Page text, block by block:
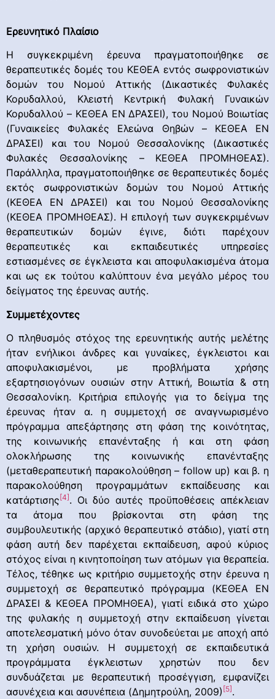
Ερευνητικό Πλαίσιο
Η συγκεκριμένη έρευνα πραγματοποιήθηκε σε
θεραπευτικές δομές του ΚΕΘΕΑ εντός σωφρονιστικών
δομών του Νομού Αττικής (Δικαστικές Φυλακές
Κορυδαλλού, Κλειστή Κεντρική Φυλακή Γυναικών
Κορυδαλλού – ΚΕΘΕΑ ΕΝ ΔΡΑΣΕΙ), του Νομού Βοιωτίας
(Γυναικείες Φυλακές Ελεώνα Θηβών – ΚΕΘΕΑ ΕΝ
ΔΡΑΣΕΙ) και του Νομού Θεσσαλονίκης (Δικαστικές
Φυλακές Θεσσαλονίκης – ΚΕΘΕΑ ΠΡΟΜΗΘΕΑΣ).
Παράλληλα, πραγματοποιήθηκε σε θεραπευτικές δομές
εκτός σωφρονιστικών δομών του Νομού Αττικής
(ΚΕΘΕΑ ΕΝ ΔΡΑΣΕΙ) και του Νομού Θεσσαλονίκης
(ΚΕΘΕΑ ΠΡΟΜΗΘΕΑΣ). Η επιλογή των συγκεκριμένων
θεραπευτικών δομών έγινε, διότι παρέχουν
θεραπευτικές και εκπαιδευτικές υπηρεσίες
εστιασμένες σε έγκλειστα και αποφυλακισμένα άτομα
και ως εκ τούτου καλύπτουν ένα μεγάλο μέρος του
δείγματος της έρευνας αυτής.
Συμμετέχοντες
Ο πληθυσμός στόχος της ερευνητικής αυτής μελέτης
ήταν ενήλικοι άνδρες και γυναίκες, έγκλειστοι και
αποφυλακισμένοι, με προβλήματα χρήσης
εξαρτησιογόνων ουσιών στην Αττική, Βοιωτία & στη
Θεσσαλονίκη. Κριτήρια επιλογής για το δείγμα της
έρευνας ήταν α. η συμμετοχή σε αναγνωρισμένο
πρόγραμμα απεξάρτησης στη φάση της κοινότητας,
της κοινωνικής επανένταξης ή και στη φάση
ολοκλήρωσης της κοινωνικής επανένταξης
(μεταθεραπευτική παρακολούθηση – follow up) και β. η
παρακολούθηση προγραμμάτων εκπαίδευσης και
κατάρτισης [4] . Οι δύο αυτές προϋποθέσεις απέκλειαν
τα άτομα που βρίσκονται στη φάση της
συμβουλευτικής (αρχικό θεραπευτικό στάδιο), γιατί στη
φάση αυτή δεν παρέχεται εκπαίδευση, αφού κύριος
στόχος είναι η κινητοποίηση των ατόμων για θεραπεία.
Τέλος, τέθηκε ως κριτήριο συμμετοχής στην έρευνα η
συμμετοχή σε θεραπευτικό πρόγραμμα (ΚΕΘΕΑ ΕΝ
ΔΡΑΣΕΙ & ΚΕΘΕΑ ΠΡΟΜΗΘΕΑ), γιατί ειδικά στο χώρο
της φυλακής η συμμετοχή στην εκπαίδευση γίνεται
αποτελεσματική μόνο όταν συνοδεύεται με αποχή από
τη χρήση ουσιών. Η συμμετοχή σε εκπαιδευτικά
προγράμματα έγκλειστων χρηστών που δεν
συνδυάζεται με θεραπευτική προσέγγιση, εμφανίζει
ασυνέχεια και ασυνέπεια (Δημητρούλη, 2009) [5] .